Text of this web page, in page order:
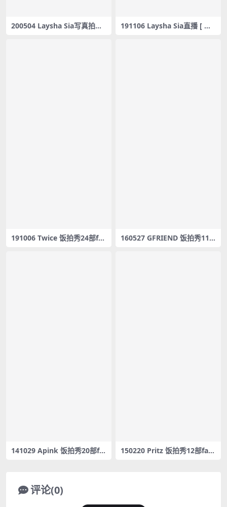
200504 Laysha Sia写真拍摄
191106 Laysha Sia直播 [ 레
191006 Twice 饭拍秀24部fa
160527 GFRIEND 饭拍秀11
141029 Apink 饭拍秀20部fa
150220 Pritz 饭拍秀12部fan
评论(0)